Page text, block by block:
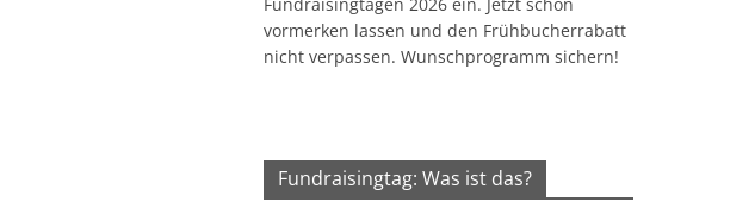
vormerken lassen und den Frühbucherrabatt
nicht verpassen. Wunschprogramm sichern!
Fundraisingtag: Was ist das?